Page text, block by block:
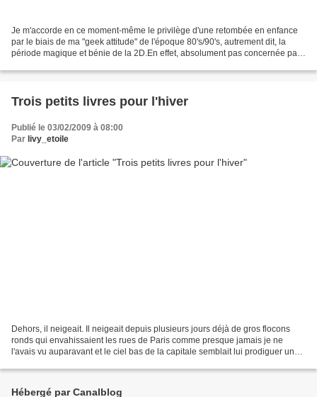
Je m'accorde en ce moment-même le privilège d'une retombée en enfance
par le biais de ma "geek attitude" de l'époque 80's/90's, autrement dit, la
période magique et bénie de la 2D.En effet, absolument pas concernée par
Trois petits livres pour l'hiver
Publié le 03/02/2009 à 08:00
Par livy_etoile
Dehors, il neigeait. Il neigeait depuis plusieurs jours déjà de gros flocons
ronds qui envahissaient les rues de Paris comme presque jamais je ne
l'avais vu auparavant et le ciel bas de la capitale semblait lui prodiguer une
Hébergé par Canalblog